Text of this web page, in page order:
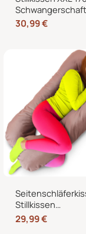
Form –
abnehmbarem
30,99€
Stillkissen
J-Form 120 x 70
29,99€